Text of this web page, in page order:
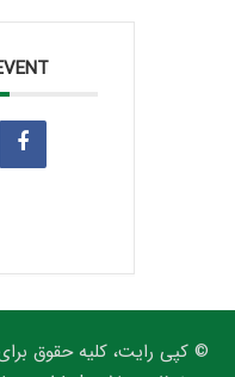
© کپی رایت، کلیه حقوق